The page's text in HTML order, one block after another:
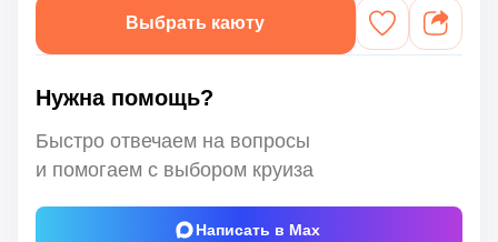
Выбрать каюту
Нужна помощь?
Быстро отвечаем на вопросы
и помогаем с выбором круиза
Написать в Max